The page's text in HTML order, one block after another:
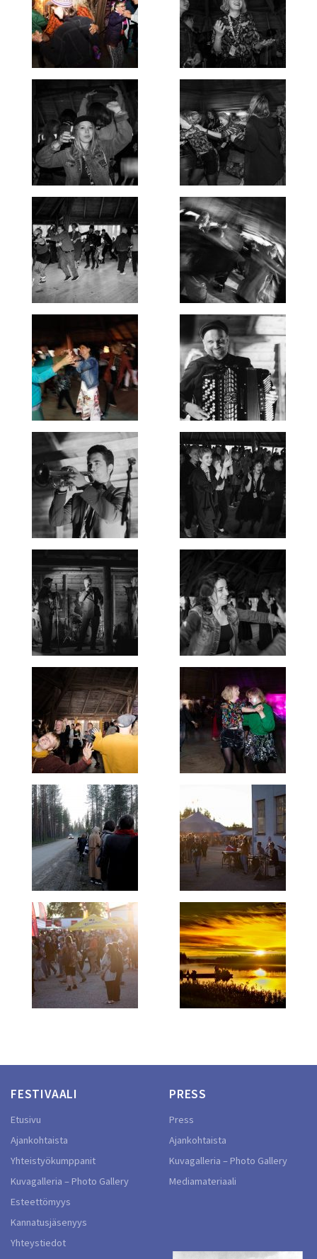
FESTIVAALI
Etusivu
Ajankohtaista
Yhteistyökumppanit
Kuvagalleria – Photo Gallery
Esteettömyys
Kannatusjäsenyys
Yhteystiedot
PRESS
Press
Ajankohtaista
Kuvagalleria – Photo Gallery
Mediamateriaali